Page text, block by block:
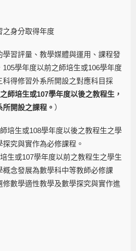
之身分取得年度
習評量、教學媒體與運用、課程發
學年度以前之師培生或106學年度
得修習外系所開設之對應科目採
師培生或107學年度以後之教程生，
開設之課程。 ）
培生或108學年度以後之教程生之學
究與實作為必修課程。
生或107學年度以前之教程生之學生
念發展為數學科中等教師必修課
數學適性教學及數學探究與實作進